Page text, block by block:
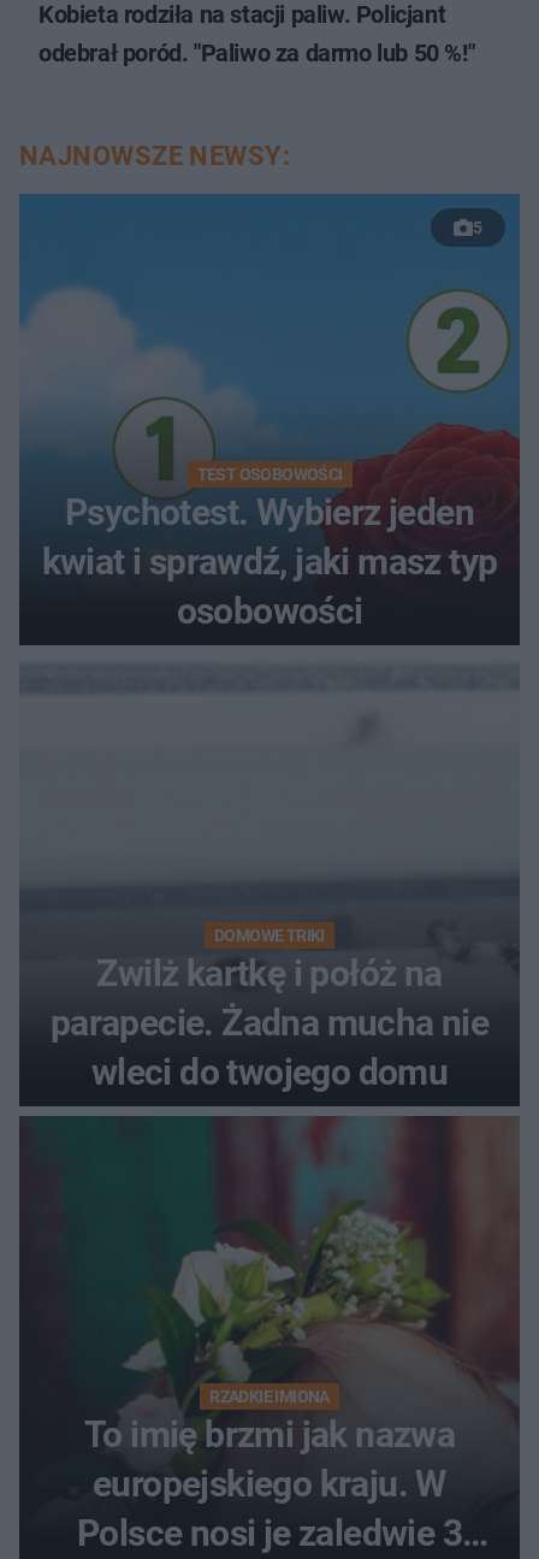
Kobieta rodziła na stacji paliw. Policjant
odebrał poród. "Paliwo za darmo lub 50 %!"
NAJNOWSZE NEWSY:
5
TEST OSOBOWOŚCI
Psychotest. Wybierz jeden
kwiat i sprawdź, jaki masz typ
osobowości
DOMOWE TRIKI
Zwilż kartkę i połóż na
parapecie. Żadna mucha nie
wleci do twojego domu
RZADKIE IMIONA
To imię brzmi jak nazwa
europejskiego kraju. W
Polsce nosi je zaledwie 3